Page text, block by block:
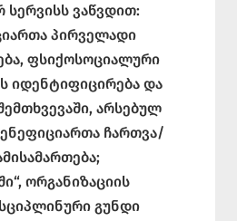
სერვისს ვაწვდით:
პირველადი
ფსიქოსოციალური
იდენტიფიცირება და
არსებულ
ჩართვა/
ორგანიზაციის
გუნდი